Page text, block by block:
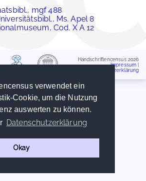
verwendet ein
Cookie, um die Nutzung
auswerten zu können.
Datenschutzerklärung
Okay
mgf 488
Ms. Apel 8
Cod. X A 12
Handschriftencensus 2026
Impressum
Datenschutzerklärung